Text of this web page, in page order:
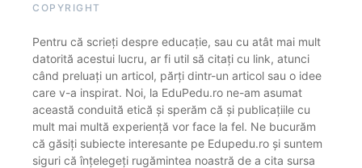
COPYRIGHT
Pentru că scrieți despre educație, sau cu atât mai mult
datorită acestui lucru, ar fi util să citați cu link, atunci
când preluați un articol, părți dintr-un articol sau o idee
care v-a inspirat. Noi, la EduPedu.ro ne-am asumat
această conduită etică și sperăm că și publicațiile cu
mult mai multă experiență vor face la fel. Ne bucurăm
că găsiți subiecte interesante pe Edupedu.ro și suntem
siguri că înțelegeți rugămintea noastră de a cita sursa